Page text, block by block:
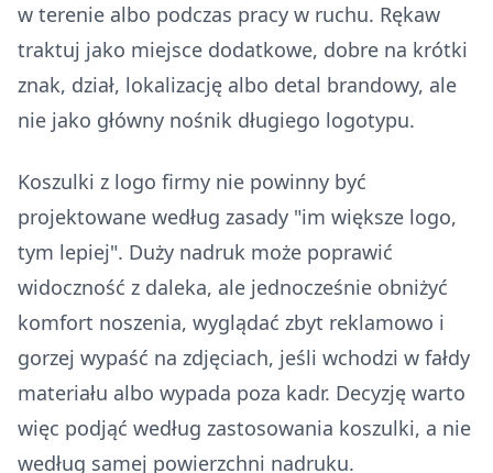
w terenie albo podczas pracy w ruchu. Rękaw
traktuj jako miejsce dodatkowe, dobre na krótki
znak, dział, lokalizację albo detal brandowy, ale
nie jako główny nośnik długiego logotypu.
Koszulki z logo firmy nie powinny być
projektowane według zasady "im większe logo,
tym lepiej". Duży nadruk może poprawić
widoczność z daleka, ale jednocześnie obniżyć
komfort noszenia, wyglądać zbyt reklamowo i
gorzej wypaść na zdjęciach, jeśli wchodzi w fałdy
materiału albo wypada poza kadr. Decyzję warto
więc podjąć według zastosowania koszulki, a nie
według samej powierzchni nadruku.